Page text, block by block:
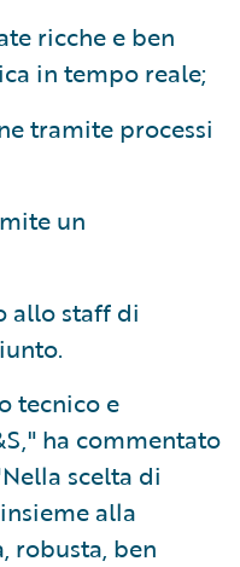
ricche e ben
in tempo reale;
tramite processi
un
allo staff di
tecnico e
ha commentato
scelta di
alla
robusta, ben